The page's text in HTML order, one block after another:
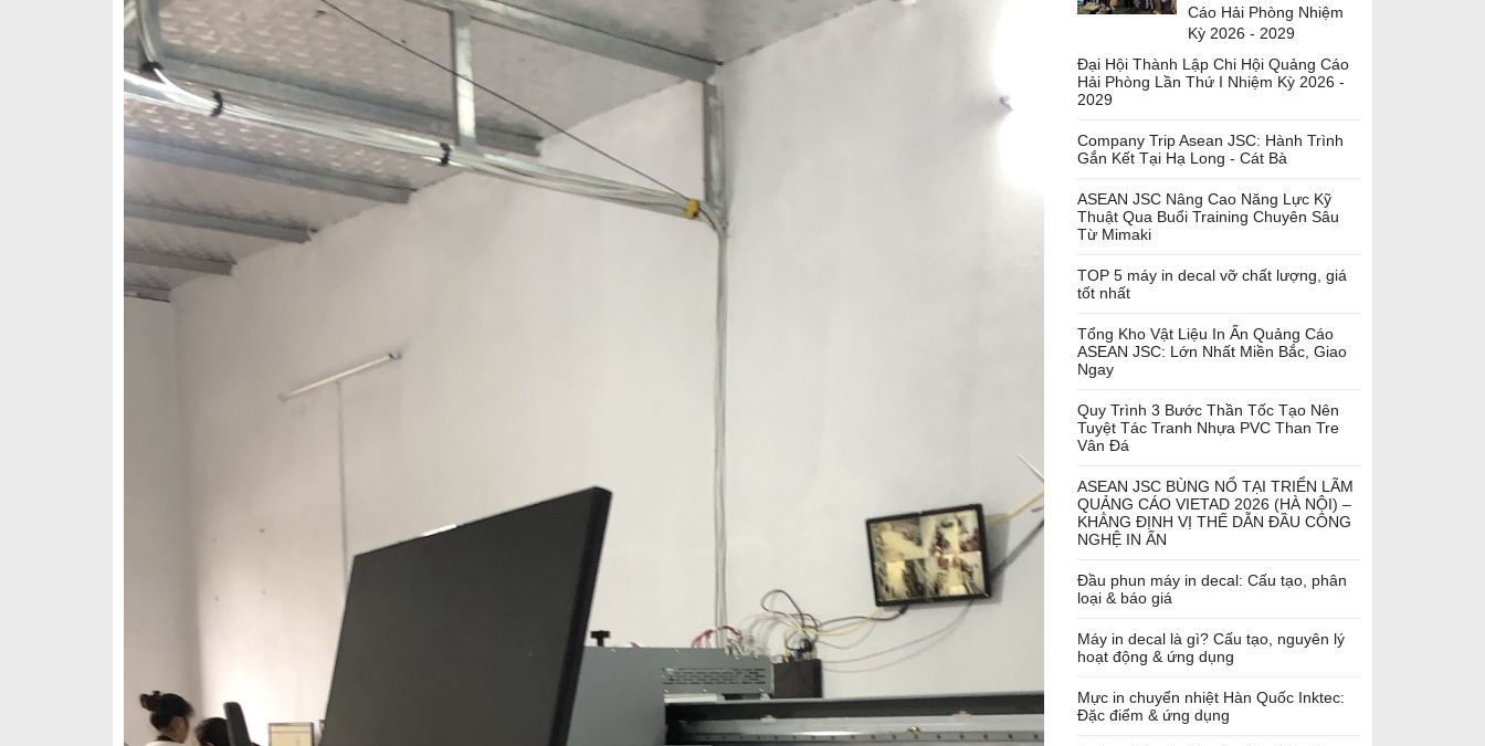
Cáo Hải Phòng Nhiệm
Kỳ 2026 - 2029
Đại Hội Thành Lập Chi Hội Quảng Cáo
Hải Phòng Lần Thứ I Nhiệm Kỳ 2026 -
2029
Company Trip Asean JSC: Hành Trình
Gắn Kết Tại Hạ Long - Cát Bà
ASEAN JSC Nâng Cao Năng Lực Kỹ
Thuật Qua Buổi Training Chuyên Sâu
Từ Mimaki
TOP 5 máy in decal vỡ chất lượng, giá
tốt nhất
Tổng Kho Vật Liệu In Ấn Quảng Cáo
ASEAN JSC: Lớn Nhất Miền Bắc, Giao
Ngay
Quy Trình 3 Bước Thần Tốc Tạo Nên
Tuyệt Tác Tranh Nhựa PVC Than Tre
Vân Đá
ASEAN JSC BÙNG NỔ TẠI TRIỂN LÃM
QUẢNG CÁO VIETAD 2026 (HÀ NỘI) –
KHẲNG ĐỊNH VỊ THẾ DẪN ĐẦU CÔNG
NGHỆ IN ẤN
Đầu phun máy in decal: Cấu tạo, phân
loại & báo giá
Máy in decal là gì? Cấu tạo, nguyên lý
hoạt động & ứng dụng
Mực in chuyển nhiệt Hàn Quốc Inktec:
Đặc điểm & ứng dụng